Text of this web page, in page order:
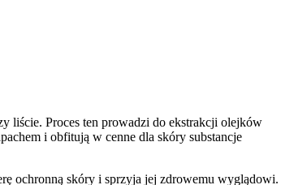
liście. Proces ten prowadzi do ekstrakcji olejków
i obfitują w cenne dla skóry substancje
ochronną skóry i sprzyja jej zdrowemu wyglądowi.